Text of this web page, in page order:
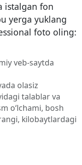
istalgan fon
yerga yuklang
foto oling:
veb-saytda
olasiz
talablar va
o‘lchami, bosh
kilobaytlardagi